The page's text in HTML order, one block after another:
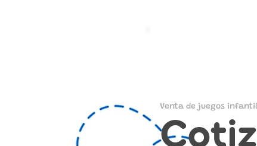
Venta de juegos